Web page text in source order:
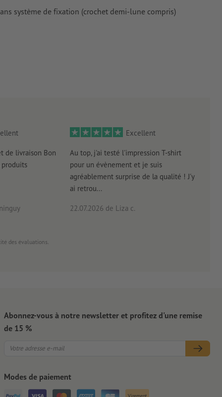
système de fixation (crochet demi-lune compris)
de livraison Bon
Excellent
Au top, j'ai testé l'impression T-shirt
pour un évènement et je suis
agréablement surprise de la qualité ! J'y
ai retrou...
22.07.2026 de Liza c.
des évaluations.
Abonnez-vous à notre newsletter et profitez d'une remise
de 15 %
Modes de paiement